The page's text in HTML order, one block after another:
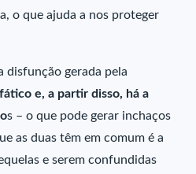
o que ajuda a nos proteger
disfunção gerada pela
e, a partir disso, há a
s – o que pode gerar inchaços
as duas têm em comum é a
e serem confundidas